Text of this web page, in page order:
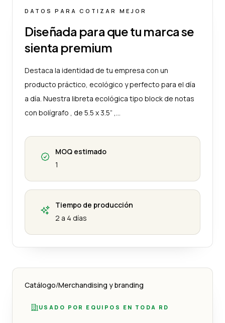
DATOS PARA COTIZAR MEJOR
Diseñada para que tu marca se
sienta premium
Destaca la identidad de tu empresa con un
producto práctico, ecológico y perfecto para el día
a día. Nuestra libreta ecológica tipo block de notas
con bolígrafo , de 5.5 x 3.5” ,…
MOQ estimado
1
Tiempo de producción
2 a 4 días
Catálogo/Merchandising y branding
USADO POR EQUIPOS EN TODA RD